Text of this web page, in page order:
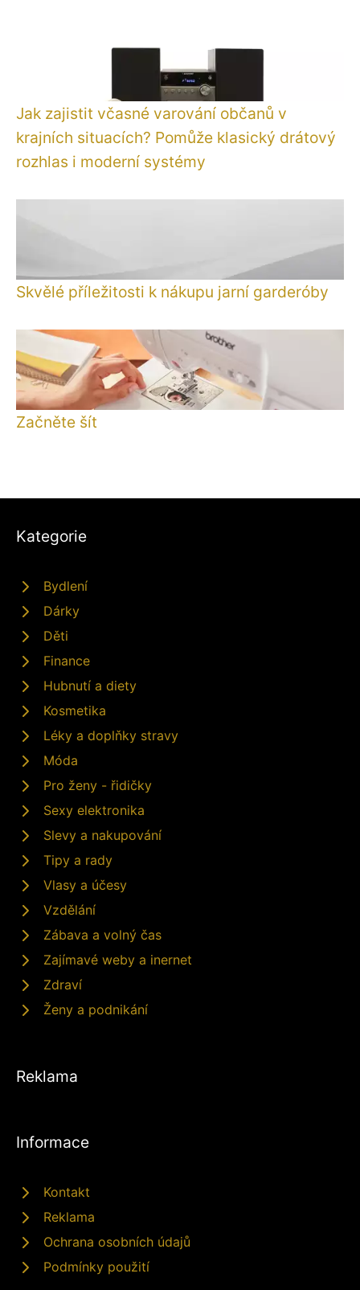
Jak zajistit včasné varování občanů v
krajních situacích? Pomůže klasický drátový
rozhlas i moderní systémy
Skvělé příležitosti k nákupu jarní garderóby
Začněte šít
Kategorie
Bydlení
Dárky
Děti
Finance
Hubnutí a diety
Kosmetika
Léky a doplňky stravy
Móda
Pro ženy - řidičky
Sexy elektronika
Slevy a nakupování
Tipy a rady
Vlasy a účesy
Vzdělání
Zábava a volný čas
Zajímavé weby a inernet
Zdraví
Ženy a podnikání
Reklama
Informace
Kontakt
Reklama
Ochrana osobních údajů
Podmínky použití